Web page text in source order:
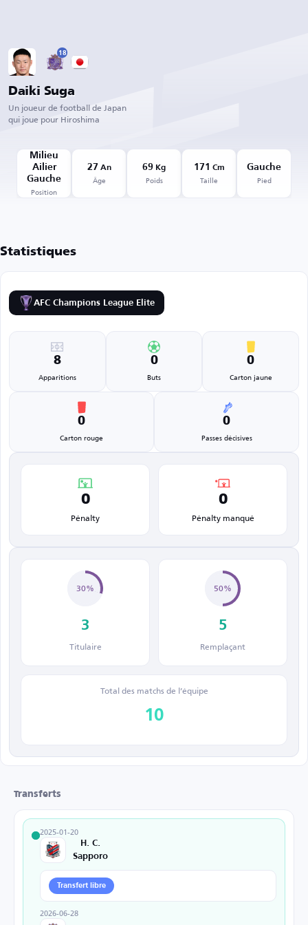
18
Daiki Suga
Un joueur de football de Japan
qui joue pour Hiroshima
Milieu
Ailier
Gauche
Position
27 An
Âge
69 Kg
Poids
171 Cm
Taille
Gauche
Pied
Statistiques
AFC Champions League Elite
8
Apparitions
0
Buts
0
Carton jaune
0
Carton rouge
0
Passes décisives
0
Pénalty
0
Pénalty manqué
30%
3
Titulaire
50%
5
Remplaçant
Total des matchs de l’équipe
10
Transferts
2025-01-20
H. C.
Sapporo
Transfert libre
2026-06-28